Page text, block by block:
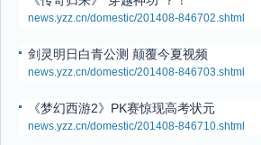
news.yzz.cn/domestic/201408-846702.shtml
剑灵明日白青公测 颠覆今夏视频
news.yzz.cn/domestic/201408-846703.shtml
《梦幻西游2》PK赛惊现高考状元
news.yzz.cn/domestic/201408-846710.shtml